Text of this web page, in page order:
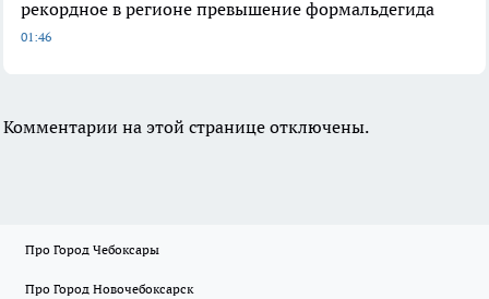
рекордное в регионе превышение формальдегида
01:46
Комментарии на этой странице отключены.
Про Город Чебоксары
Про Город Новочебоксарск